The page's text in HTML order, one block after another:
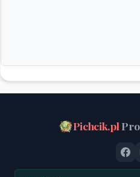
Pichcik.pl